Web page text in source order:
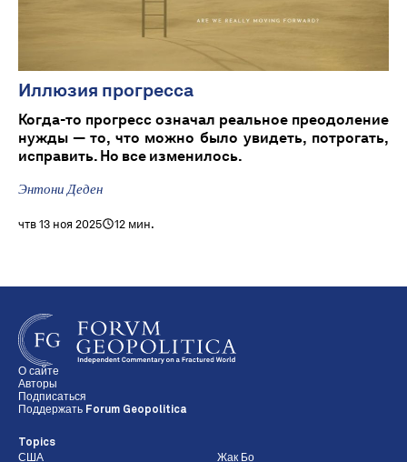
Иллюзия прогресса
Когда-то прогресс означал реальное преодоление
нужды — то, что можно было увидеть, потрогать,
исправить. Но все изменилось.
Энтони Деден
чтв 13 ноя 2025 12 мин.
О сайте
Авторы
Подписаться
Поддержать Forum Geopolitica
Topics
США
Жак Бо